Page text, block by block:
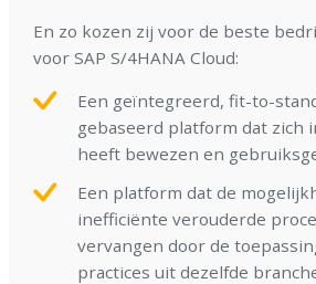
En zo kozen zij voor de beste
voor SAP S/4HANA Cloud:
Een geïntegreerd, fit-to-
gebaseerd platform dat zich
heeft bewezen en
Een platform dat de
inefficiënte verouderde
vervangen door de
practices uit dezelfde